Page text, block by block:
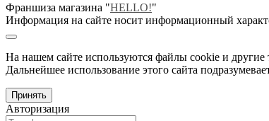
Франшиза магазина "HELLO!"
Информация на сайте носит информационный
На нашем сайте используются файлы cookie и другие
Дальнейшее использование этого сайта
Принять
Авторизация